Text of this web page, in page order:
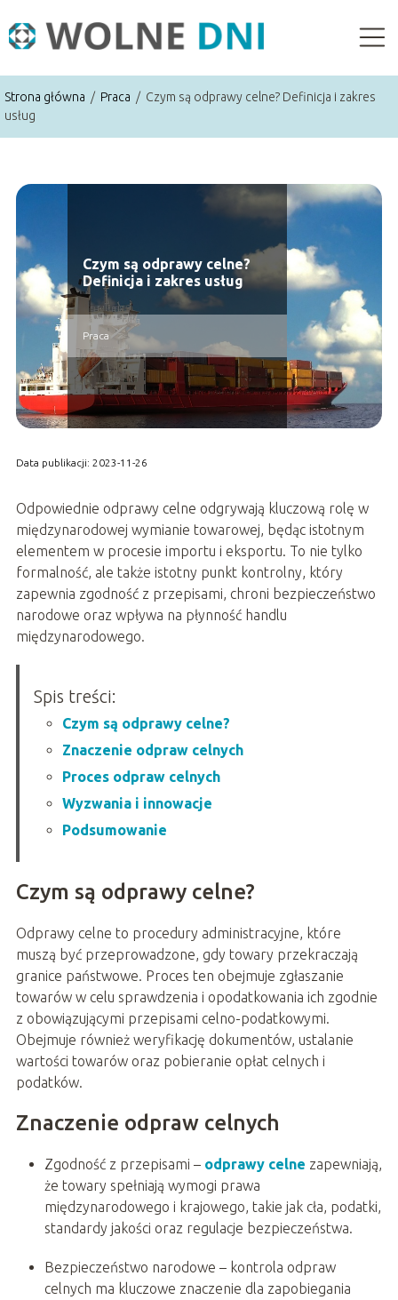
Strona główna / Praca / Czym są odprawy celne? Definicja i zakres
usług
Czym są odprawy celne?
Definicja i zakres usług
Praca
Data publikacji: 2023-11-26
Odpowiednie odprawy celne odgrywają kluczową rolę w
międzynarodowej wymianie towarowej, będąc istotnym
elementem w procesie importu i eksportu. To nie tylko
formalność, ale także istotny punkt kontrolny, który
zapewnia zgodność z przepisami, chroni bezpieczeństwo
narodowe oraz wpływa na płynność handlu
międzynarodowego.
Spis treści:
Czym są odprawy celne?
Znaczenie odpraw celnych
Proces odpraw celnych
Wyzwania i innowacje
Podsumowanie
Czym są odprawy celne?
Odprawy celne to procedury administracyjne, które
muszą być przeprowadzone, gdy towary przekraczają
granice państwowe. Proces ten obejmuje zgłaszanie
towarów w celu sprawdzenia i opodatkowania ich zgodnie
z obowiązującymi przepisami celno-podatkowymi.
Obejmuje również weryfikację dokumentów, ustalanie
wartości towarów oraz pobieranie opłat celnych i
podatków.
Znaczenie odpraw celnych
Zgodność z przepisami – odprawy celne zapewniają,
że towary spełniają wymogi prawa
międzynarodowego i krajowego, takie jak cła, podatki,
standardy jakości oraz regulacje bezpieczeństwa.
Bezpieczeństwo narodowe – kontrola odpraw
celnych ma kluczowe znaczenie dla zapobiegania